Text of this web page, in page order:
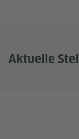
Aktuelle